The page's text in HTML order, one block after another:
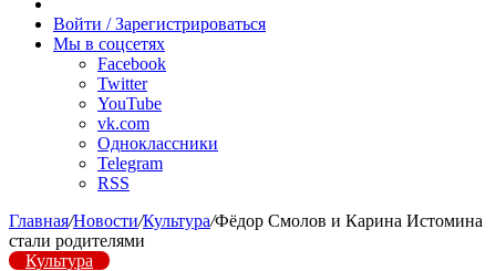
радио
Войти / Зарегистрироваться
Мы в соцсетях
Facebook
Twitter
YouTube
vk.com
Одноклассники
Telegram
RSS
Главная/Новости/Культура/Фёдор Смолов и Карина Истомина
стали родителями
Культура